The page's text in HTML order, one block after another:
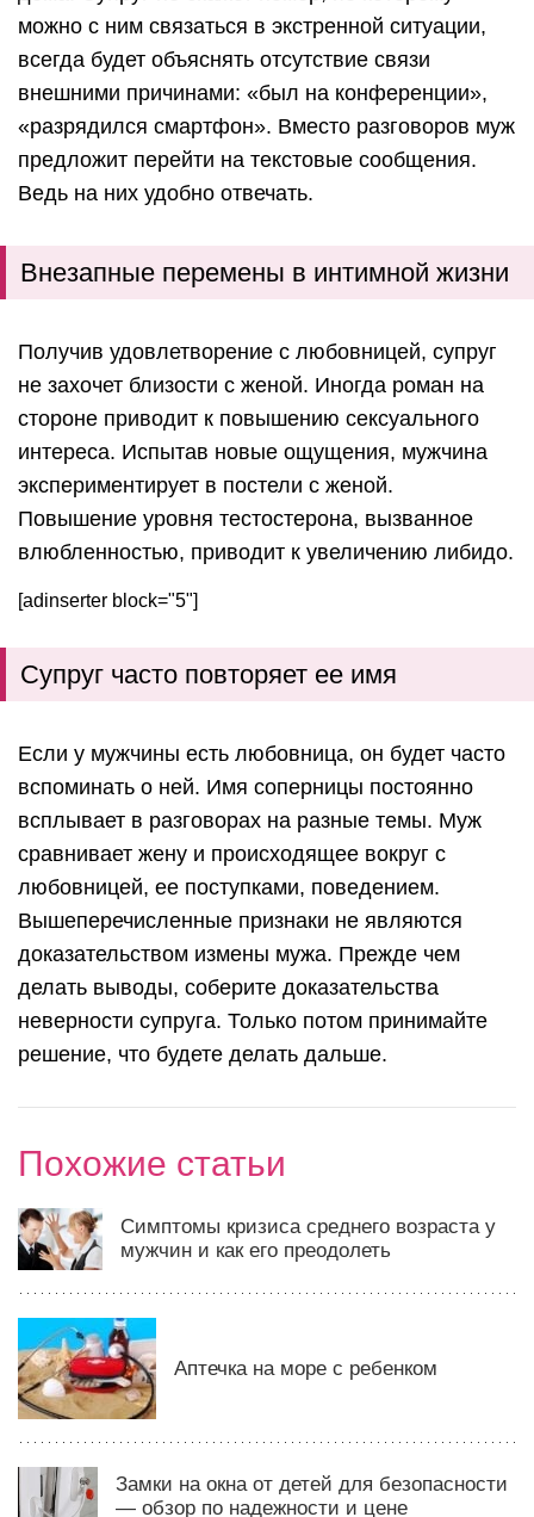
можно с ним связаться в экстренной ситуации,
всегда будет объяснять отсутствие связи
внешними причинами: «был на конференции»,
«разрядился смартфон». Вместо разговоров муж
предложит перейти на текстовые сообщения.
Ведь на них удобно отвечать.
Внезапные перемены в интимной жизни
Получив удовлетворение с любовницей, супруг
не захочет близости с женой. Иногда роман на
стороне приводит к повышению сексуального
интереса. Испытав новые ощущения, мужчина
экспериментирует в постели с женой.
Повышение уровня тестостерона, вызванное
влюбленностью, приводит к увеличению либидо.
[adinserter block="5"]
Супруг часто повторяет ее имя
Если у мужчины есть любовница, он будет часто
вспоминать о ней. Имя соперницы постоянно
всплывает в разговорах на разные темы. Муж
сравнивает жену и происходящее вокруг с
любовницей, ее поступками, поведением.
Вышеперечисленные признаки не являются
доказательством измены мужа. Прежде чем
делать выводы, соберите доказательства
неверности супруга. Только потом принимайте
решение, что будете делать дальше.
Похожие статьи
Симптомы кризиса среднего возраста у
мужчин и как его преодолеть
Аптечка на море с ребенком
Замки на окна от детей для безопасности
— обзор по надежности и цене